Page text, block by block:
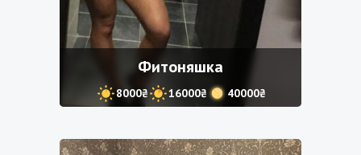
Фитоняшка
8000₴ 16000₴ 40000₴